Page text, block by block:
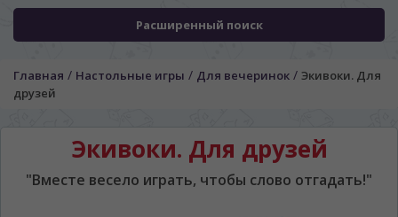
Расширенный поиск
Главная / Настольные игры / Для вечеринок / Экивоки. Для
друзей
Экивоки. Для друзей
"Вместе весело играть, чтобы слово отгадать!"